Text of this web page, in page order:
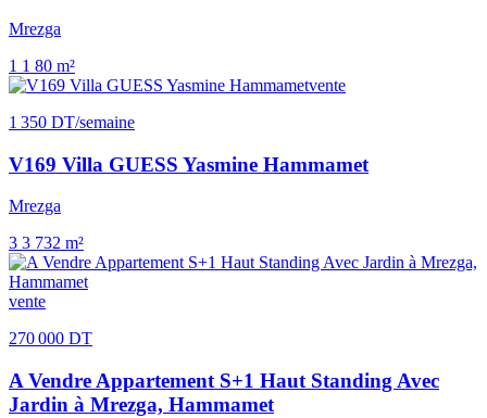
Mrezga
1 1 80 m²
vente
1 350 DT/semaine
V169 Villa GUESS Yasmine Hammamet
Mrezga
3 3 732 m²
vente
270 000 DT
A Vendre Appartement S+1 Haut Standing Avec
Jardin à Mrezga, Hammamet